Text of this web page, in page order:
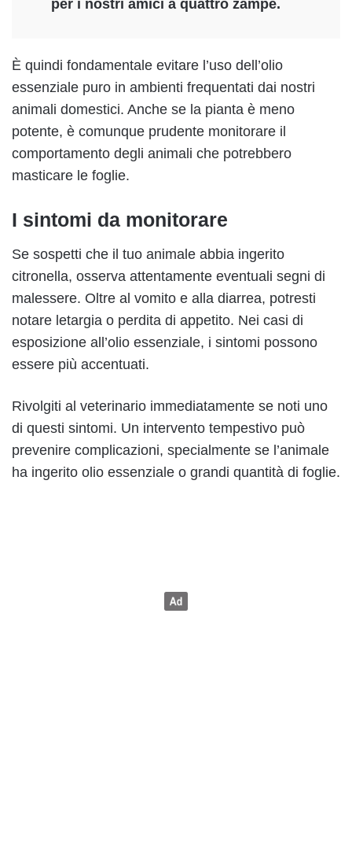
per i nostri amici a quattro zampe.
È quindi fondamentale evitare l’uso dell’olio
essenziale puro in ambienti frequentati dai nostri
animali domestici. Anche se la pianta è meno
potente, è comunque prudente monitorare il
comportamento degli animali che potrebbero
masticare le foglie.
I sintomi da monitorare
Se sospetti che il tuo animale abbia ingerito
citronella, osserva attentamente eventuali segni di
malessere. Oltre al vomito e alla diarrea, potresti
notare letargia o perdita di appetito. Nei casi di
esposizione all’olio essenziale, i sintomi possono
essere più accentuati.
Rivolgiti al veterinario immediatamente se noti uno
di questi sintomi. Un intervento tempestivo può
prevenire complicazioni, specialmente se l’animale
ha ingerito olio essenziale o grandi quantità di foglie.